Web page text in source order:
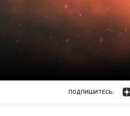
ПОДПИШИТЕСЬ: